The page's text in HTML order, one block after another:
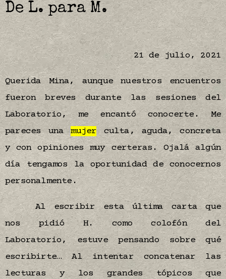
De L. para M.
21 de julio, 2021
Querida Mina, aunque nuestros encuentros
fueron breves durante las sesiones del
Laboratorio, me encantó conocerte. Me
pareces unamujerculta, aguda, concreta
y con opiniones muy certeras. Ojalá algún
día tengamos la oportunidad de conocernos
personalmente.
Al escribir esta última carta que
nos pidió H. como colofón del
Laboratorio, estuve pensando sobre qué
escribirte… Al intentar concatenar las
lecturas y los grandes tópicos que